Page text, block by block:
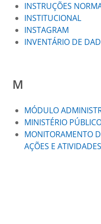
INSTRUÇÕES
INSTITUCIONAL
INSTAGRAM
INVENTÁRIO DE
M
MÓDULO
MINISTÉRIO
MONITORAMENTO
AÇÕES E ATIVIDADES